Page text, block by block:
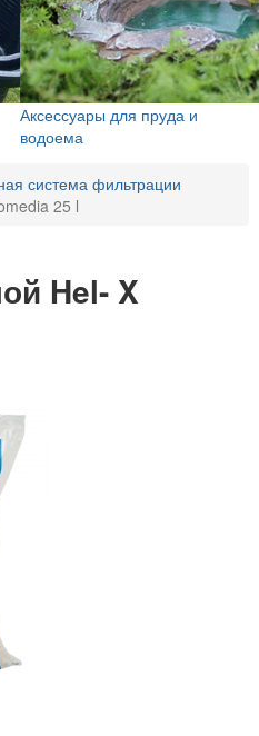
Аксессуары для пруда и
водоема
система фильтрации
25 l
Hel- X